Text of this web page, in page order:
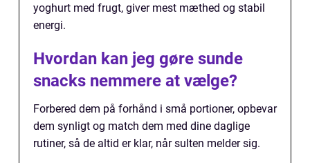
yoghurt med frugt, giver mest mæthed og stabil
energi.
Hvordan kan jeg gøre sunde
snacks nemmere at vælge?
Forbered dem på forhånd i små portioner, opbevar
dem synligt og match dem med dine daglige
rutiner, så de altid er klar, når sulten melder sig.